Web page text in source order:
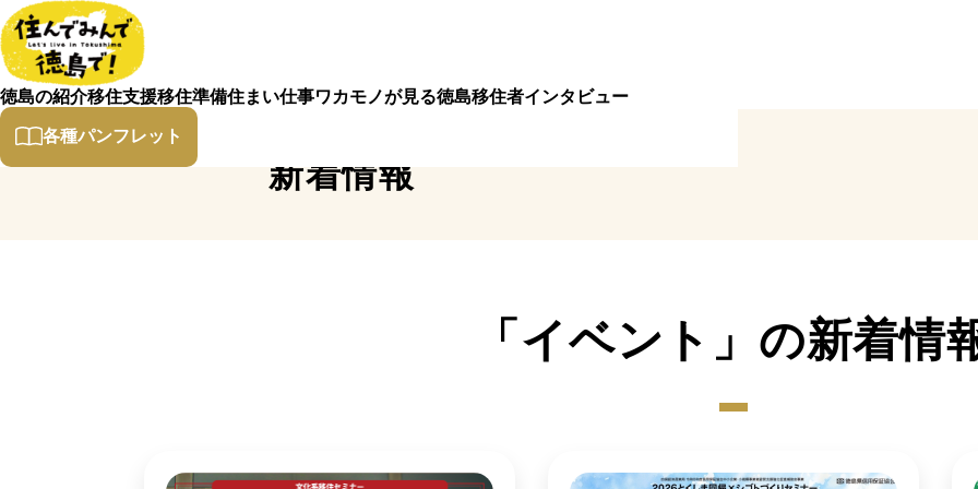
徳島の紹介移住支援移住準備住まい仕事ワカモノが見る徳島移住者インタビュー
各種パンフレット
新着情報
「イベント」の新着情